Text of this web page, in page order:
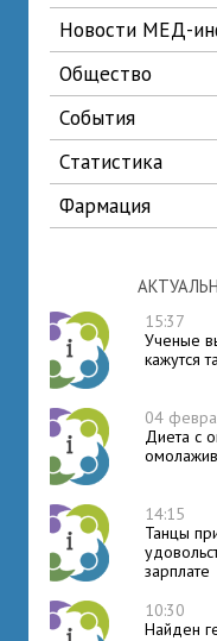
новости МЕД-
общество
события
статистика
фармация
15:37
Ученые
кажутся
04
Диета с
14:15
Танцы
зарплате
10:30
Найден